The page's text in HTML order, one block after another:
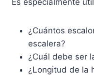
¿Cuántos
escalera?
¿Cuál debe ser
¿Longitud de la